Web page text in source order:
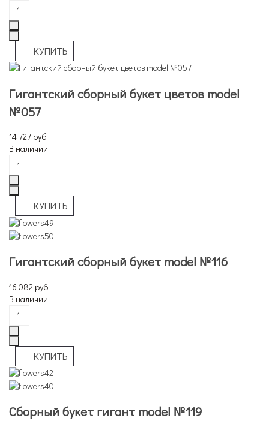
Гигантский сборный букет цветов model
№057
14 727 руб
В наличии
Гигантский сборный букет model №116
16 082 руб
В наличии
Сборный букет гигант model №119